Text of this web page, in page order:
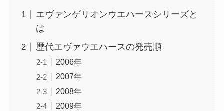
エヴァンゲリオンウエハースシリーズと
は
歴代エヴァウエハースの発売順
2006年
2007年
2008年
2009年